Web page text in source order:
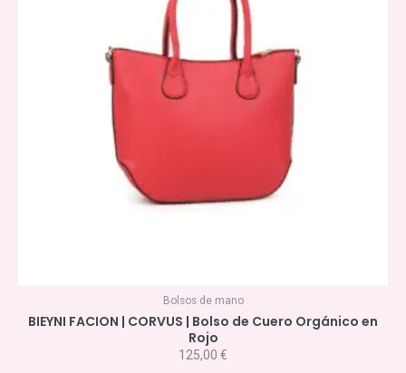
Bolsos de mano
BIEYNI FACION | CORVUS | Bolso de Cuero Orgánico en
Rojo
125,00 €